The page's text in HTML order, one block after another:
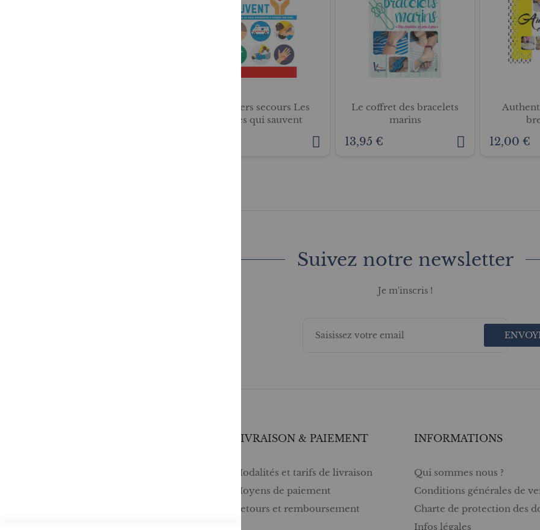
Premiers secours Les
gestes qui sauvent
Le coffret des bracelets
marins
13,95 € 12,00 €
Suivez notre newsletter
Je m'inscris !
LIVRAISON & PAIEMENT
Modalités et tarifs de livraison
Moyens de paiement
Retours et remboursement
INFORMATIONS
Qui sommes nous ?
Conditions générales de
Charte de protection des
Infos légales